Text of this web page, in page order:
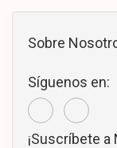
Sobre
Síguenos en:
¡Suscríbete